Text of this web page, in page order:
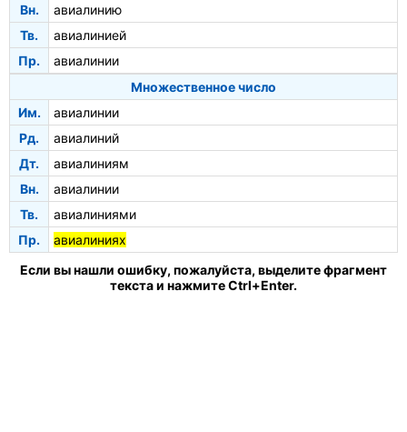
Вн.
авиалинию
Тв.
авиалинией
Пр.
авиалинии
Множественное число
Им.
авиалинии
Рд.
авиалиний
Дт.
авиалиниям
Вн.
авиалинии
Тв.
авиалиниями
Пр.
авиалиниях
Если вы нашли ошибку, пожалуйста, выделите фрагмент
текста и нажмите Ctrl+Enter.